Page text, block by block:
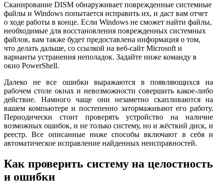
Сканирование DISM обнаруживает поврежденные системные
файлы и Windows попытается исправить их, и даст вам отчет
о ходе работы в конце. Если Windows не сможет найти файлы,
необходимые для восстановления поврежденных системных
файлов, вам также будет предоставлена ​​информация о том,
что делать дальше, со ссылкой на веб-сайт Microsoft и
варианты устранения неполадок. Задайте ниже команду в
окно PowerShell.
Далеко не все ошибки выражаются в появляющихся на
рабочем столе окнах и невозможности совершить какое-либо
действие. Намного чаще они незаметно скапливаются на
вашем компьютере и постепенно затормаживают его работу.
Периодически стоит проверять устройство на наличие
возможных ошибок, и не только систему, но и жёсткий диск, и
реестр. Все описанные ниже способы включают в себя и
автоматическое исправление найденных неисправностей.
Как проверить систему на целостность
и ошибки